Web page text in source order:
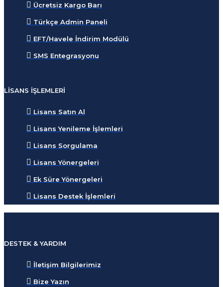
Ücretsiz Kargo Barı
Türkçe Admin Paneli
EFT/Havele İndirim Modülü
SMS Entegrasyonu
LISANS İŞLEMLERI
Lisans Satın Al
Lisans Yenileme İşlemleri
Lisans Sorgulama
Lisans Yönergeleri
Ek Süre Yönergeleri
Lisans Destek İşlemleri
DESTEK & YARDIM
İletişim Bilgilerimiz
Bize Yazın